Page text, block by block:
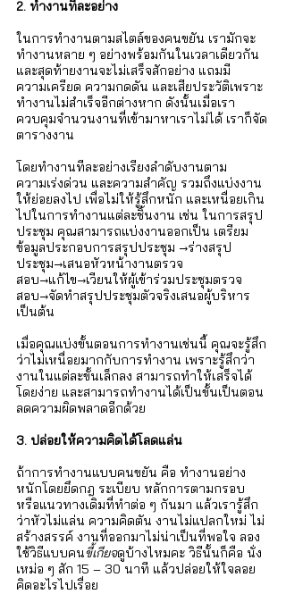
2. ทำงานทีละอย่าง
ในการทำงานตามสไตล์ของคนขยัน เรามักจะ
ทำงานหลาย ๆ อย่างพร้อมกันในเวลาเดียวกัน
และสุดท้ายงานจะไม่เสร็จสักอย่าง แถมมี
ความเครียด ความกดดัน และเสียประวัติเพราะ
ทำงานไม่สำเร็จอีกต่างหาก ดังนั้นเมื่อเรา
ควบคุมจำนวนงานที่เข้ามาหาเราไม่ได้ เราก็จัด
ตารางงาน
โดยทำงานทีละอย่างเรียงลำดับงานตาม
ความเร่งด่วน และความสำคัญ รวมถึงแบ่งงาน
ให้ย่อยลงไป เพื่อไม่ให้รู้สึกหนัก และเหนื่อยเกิน
ไปในการทำงานแต่ละชิ้นงาน เช่น ในการสรุป
ประชุม คุณสามารถแบ่งงานออกเป็น เตรียม
ข้อมูลประกอบการสรุปประชุม →ร่างสรุป
ประชุม→เสนอหัวหน้างานตรวจ
สอบ→แก้ไข→เวียนให้ผู้เข้าร่วมประชุมตรวจ
สอบ→จัดทำสรุปประชุมตัวจริงเสนอผู้บริหาร
เป็นต้น
เมื่อคุณแบ่งขั้นตอนการทำงานเช่นนี้ คุณจะรู้สึก
ว่าไม่เหนื่อยมากกับการทำงาน เพราะรู้สึกว่า
งานในแต่ละขั้นเล็กลง สามารถทำให้เสร็จได้
โดยง่าย และสามารถทำงานได้เป็นขั้นเป็นตอน
ลดความผิดพลาดอีกด้วย
3. ปล่อยให้ความคิดได้โลดแล่น
ถ้าการทำงานแบบคนขยัน คือ ทำงานอย่าง
หนักโดยยึดกฎ ระเบียบ หลักการตามกรอบ
หรือแนวทางเดิมที่ทำต่อ ๆ กันมา แล้วเรารู้สึก
ว่าหัวไม่แล่น ความคิดตัน งานไม่แปลกใหม่ ไม่
สร้างสรรค์ งานที่ออกมาไม่น่าเป็นที่พอใจ ลอง
ใช้วิธีแบบคนขี้เกียจดูบ้างไหมคะ วิธีนั้นก็คือ นั่ง
เหม่อ ๆ สัก 15 – 30 นาที แล้วปล่อยให้ใจลอย
คิดอะไรไปเรื่อย